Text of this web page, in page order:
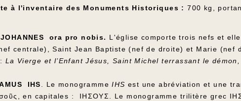
à l'inventaire des Monuments Historiques :700 kg,
JOHANNES ora pro nobis. L'église comporte trois nefs et
centrale), Saint Jean Baptiste (nef de droite) et Marie (nef
La Vierge et l’Enfant Jésus, Saint Michel terrassant le
IHS. Le monogramme IHS est une abréviation et une
en capitales : IHΣOYΣ. Le monogramme trilitère grec